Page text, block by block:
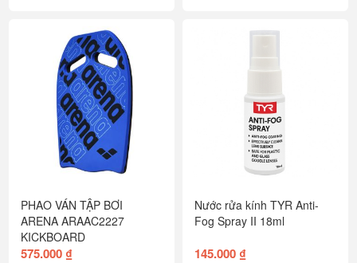
PHAO VÁN TẬP BƠI
ARENA ARAAC2227
KICKBOARD
575.000 ₫
Nước rửa kính TYR Anti-
Fog Spray II 18ml
145.000 ₫